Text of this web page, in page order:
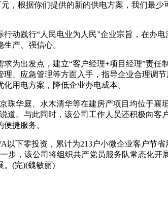
根据你们提供的新的供电方案，我们最少
践行“人民电业为人民”企业宗旨，在办电
产、强信心。
出发点，建立“客户经理+项目经理”责任
、应急管理等方面入手，指导企业合理调
用电方案，降低企业办电成本。
华庭、水木清华等在建房产项目均位于襄
。与此同时，该公司工作人员还积极向
捷服务。
下零投资，累计为213户小微企业客户节
步，该公司将组织共产党员服务队常态化
。(完)(魏敏丽)